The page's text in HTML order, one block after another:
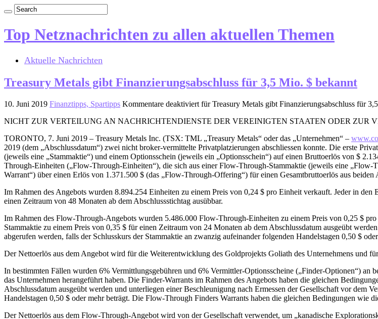
Top Netznachrichten zu allen aktuellen Themen
Aktuelle Nachrichten
Treasury Metals gibt Finanzierungsabschluss für 3,5 Mio. $ bekannt
10. Juni 2019 Finanztipps, Spartipps Kommentare deaktiviert für Treasury Metals gibt Finanzierungsabschluss für
NICHT ZUR VERTEILUNG AN NACHRICHTENDIENSTE DER VEREINIGTEN STAATEN ODER ZUR
TORONTO, 7. Juni 2019 – Treasury Metals Inc. (TSX: TML „Treasury Metals“ oder das „Unternehmen“ –
2019 (dem „Abschlussdatum“) zwei nicht broker-vermittelte Privatplatzierungen abschliessen konnte. Die erste
(jeweils eine „Stammaktie“) und einem Optionsschein (jeweils ein „Optionsschein“) auf einen Bruttoerlös von $
Through-Einheiten („Flow-Through-Einheiten“), die sich aus einer Flow-Through-Stammaktie (jeweils eine
Warrant“) über einen Erlös von 1.371.500 $ (das „Flow-Through-Offering“) für einen Gesamtbruttoerlös aus beiden
Im Rahmen des Angebots wurden 8.894.254 Einheiten zu einem Preis von 0,24 $ pro Einheit verkauft. Jeder in
einen Zeitraum von 48 Monaten ab dem Abschlussstichtag ausübbar.
Im Rahmen des Flow-Through-Angebots wurden 5.486.000 Flow-Through-Einheiten zu einem Preis von 0,25 $
Stammaktie zu einem Preis von 0,35 $ für einen Zeitraum von 24 Monaten ab dem Abschlussdatum ausgeübt
abgerufen werden, falls der Schlusskurs der Stammaktie an zwanzig aufeinander folgenden Handelstagen 0,50 $
Der Nettoerlös aus dem Angebot wird für die Weiterentwicklung des Goldprojekts Goliath des Unternehmens und
In bestimmten Fällen wurden 6% Vermittlungsgebühren und 6% Vermittler-Optionsscheine („Finder-Optionen“) an
das Unternehmen herangeführt haben. Die Finder-Warrants im Rahmen des Angebots haben die gleichen
Abschlussdatum ausgeübt werden und unterliegen einer Beschleunigung nach Ermessen der Gesellschaft vor dem
Handelstagen 0,50 $ oder mehr beträgt. Die Flow-Through Finders Warrants haben die gleichen Bedingungen wie
Der Nettoerlös aus dem Flow-Through-Angebot wird von der Gesellschaft verwendet, um „kanadische